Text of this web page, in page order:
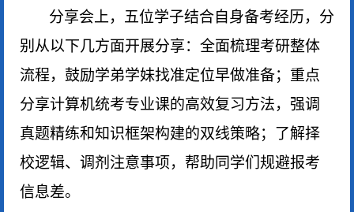
分享会上，五位学子结合自身备考经历，分
别从以下几方面开展分享：全面梳理考研整体
流程，鼓励学弟学妹找准定位早做准备；重点
分享计算机统考专业课的高效复习方法，强调
真题精练和知识框架构建的双线策略；了解择
校逻辑、调剂注意事项，帮助同学们规避报考
信息差。